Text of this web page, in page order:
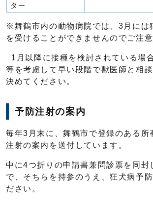
ター
※舞鶴市内の動物病院では、3月には
を受けることができませんのでご注意
1月以降に接種を検討されている場
等を考慮して早い段階で獣医師と相
決めてください。
予防注射の案内
毎年3月末に、舞鶴市で登録のある所
注射の案内を送付しています。
中に4つ折りの申請書兼問診票を同封
で、そちらを持参のうえ、狂犬病予
ださい。